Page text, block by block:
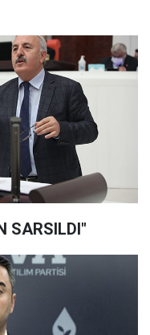
SARSILDI"